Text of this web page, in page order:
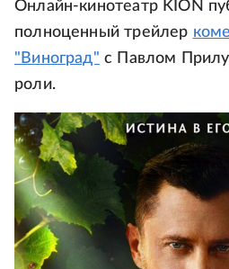
Онлайн-кинотеатр KION
полноценный трейлер
"Виноград" с Павлом
роли.